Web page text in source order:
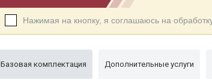
Нажимая на кнопку, я соглашаюсь на
Базовая комплектация Дополнительные услуги